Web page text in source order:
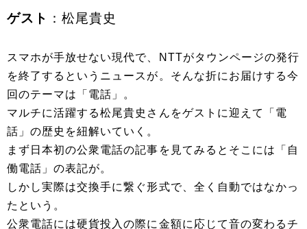
ゲスト ：松尾貴史
スマホが手放せない現代で、NTTがタウンページの発行
を終了するというニュースが。そんな折にお届けする今
回のテーマは「電話」。
マルチに活躍する松尾貴史さんをゲストに迎えて「電
話」の歴史を紐解いていく。
まず日本初の公衆電話の記事を見てみるとそこには「自
働電話」の表記が。
しかし実際は交換手に繋ぐ形式で、全く自動ではなかっ
たという。
公衆電話には硬貨投入の際に金額に応じて音の変わるチ